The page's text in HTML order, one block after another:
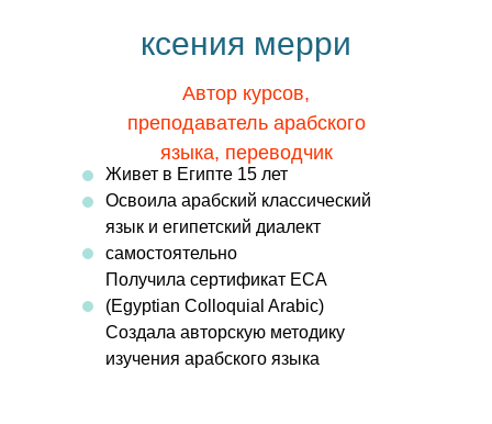
Живет в Египте 15 лет
Освоила арабский классический
язык и египетский диалект
самостоятельно
Получила сертификат ECA
(Egyptian Colloquial Arabic)
Создала авторскую методику
изучения арабского языка
Автор курсов,
преподаватель арабского
языка, переводчик
ксения мерри